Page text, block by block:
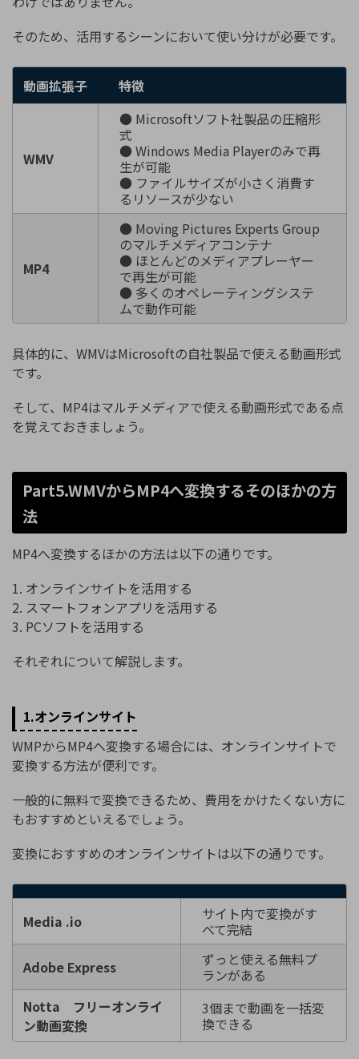
そのため、活用するシーンにおいて使い分けが必要です。
動画拡張子 特徴
WMV
● Microsoftソフト社製品の圧縮形
式
● Windows Media Playerのみで再
生が可能
● ファイルサイズが小さく消費す
るリソースが少ない
MP4
● Moving Pictures Experts Group
のマルチメディアコンテナ
● ほとんどのメディアプレーヤー
で再生が可能
● 多くのオペレーティングシステ
ムで動作可能
具体的に、WMVはMicrosoftの自社製品で使える動画形式
です。
そして、MP4はマルチメディアで使える動画形式である点
を覚えておきましょう。
Part5.WMVからMP4へ変換するそのほかの方
法
MP4へ変換するほかの方法は以下の通りです。
1. オンラインサイトを活用する
2. スマートフォンアプリを活用する
3. PCソフトを活用する
それぞれについて解説します。
1.オンラインサイト
WMPからMP4へ変換する場合には、オンラインサイトで
変換する方法が便利です。
一般的に無料で変換できるため、費用をかけたくない方に
もおすすめといえるでしょう。
変換におすすめのオンラインサイトは以下の通りです。
Media .io
サイト内で変換がす
べて完結
Adobe Express
ずっと使える無料プ
ランがある
Notta フリーオンライ
ン動画変換
3個まで動画を一括変
換できる